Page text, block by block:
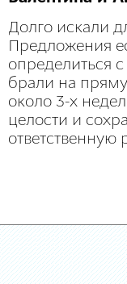
Долго искали
Предложения
определиться
брали на
около 3-х
целости и
ответственную